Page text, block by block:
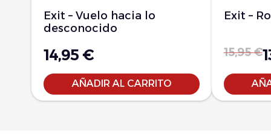
Exit – Vuelo hacia lo
desconocido
14,95 €
AÑADIR AL CARRITO
Exit –
15,95€